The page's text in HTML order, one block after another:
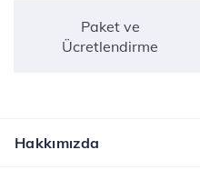
Paket ve
Ücretlendirme
Hakkımızda